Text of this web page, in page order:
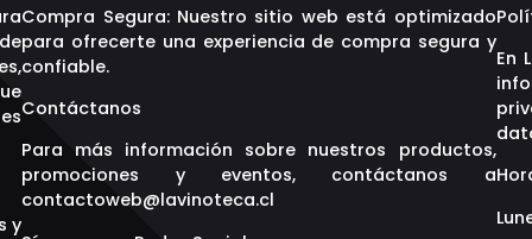
y
Compra Segura: Nuestro sitio web está optimizado
para ofrecerte una experiencia de compra segura y
confiable.
Contáctanos
Para más información sobre nuestros productos,
promociones y eventos, contáctanos a
contactoweb@lavinoteca.cl
En